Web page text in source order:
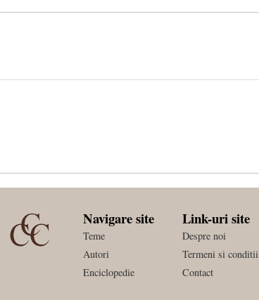
Navigare site
Teme
Autori
Enciclopedie
Link-uri site
Despre noi
Termeni si conditii
Contact